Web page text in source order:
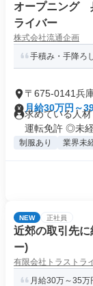
オープニング
ライバー
株式会社流通企画
手積み・手降ろ
〒675-0141兵
月給30万円～
求めている人
運転免許 ◎未経
制服あり 業界未
NEW 正社員
近郊の取引先
ー)
有限会社トラストラ
月給30万～35万